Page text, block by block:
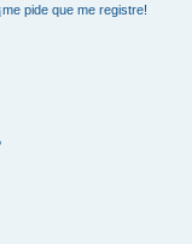
pide que me registre!